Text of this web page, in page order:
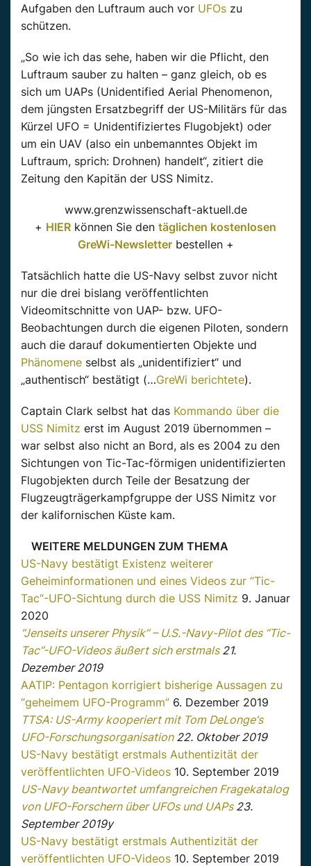
Aufgaben den Luftraum auch vor UFOs zu
schützen.
„So wie ich das sehe, haben wir die Pflicht, den
Luftraum sauber zu halten – ganz gleich, ob es
sich um UAPs (Unidentified Aerial Phenomenon,
dem jüngsten Ersatzbegriff der US-Militärs für das
Kürzel UFO = Unidentifiziertes Flugobjekt) oder
um ein UAV (also ein unbemanntes Objekt im
Luftraum, sprich: Drohnen) handelt“, zitiert die
Zeitung den Kapitän der USS Nimitz.
www.grenzwissenschaft-aktuell.de
+ HIER können Sie den täglichen kostenlosen
GreWi-Newsletterbestellen +
Tatsächlich hatte die US-Navy selbst zuvor nicht
nur die drei bislang veröffentlichten
Videomitschnitte von UAP- bzw. UFO-
Beobachtungen durch die eigenen Piloten, sondern
auch die darauf dokumentierten Objekte und
Phänomene selbst als „unidentifiziert“ und
„authentisch“ bestätigt (…GreWi berichtete).
Captain Clark selbst hat das Kommando über die
USS Nimitz erst im August 2019 übernommen –
war selbst also nicht an Bord, als es 2004 zu den
Sichtungen von Tic-Tac-förmigen unidentifizierten
Flugobjekten durch Teile der Besatzung der
Flugzeugträgerkampfgruppe der USS Nimitz vor
der kalifornischen Küste kam.
WEITERE MELDUNGEN ZUM THEMA
US-Navy bestätigt Existenz weiterer
Geheiminformationen und eines Videos zur “Tic-
Tac“-UFO-Sichtung durch die USS Nimitz 9. Januar
2020
“Jenseits unserer Physik” – U.S.-Navy-Pilot des “Tic-
Tac”-UFO-Videos äußert sich erstmals21.
Dezember 2019
AATIP: Pentagon korrigiert bisherige Aussagen zu
“geheimem UFO-Programm” 6. Dezember 2019
TTSA: US-Army kooperiert mit Tom DeLonge‘s
UFO-Forschungsorganisation22. Oktober 2019
US-Navy bestätigt erstmals Authentizität der
veröffentlichten UFO-Videos 10. September 2019
US-Navy beantwortet umfangreichen Fragekatalog
von UFO-Forschern über UFOs und UAPs23.
September 2019y
US-Navy bestätigt erstmals Authentizität der
veröffentlichten UFO-Videos 10. September 2019